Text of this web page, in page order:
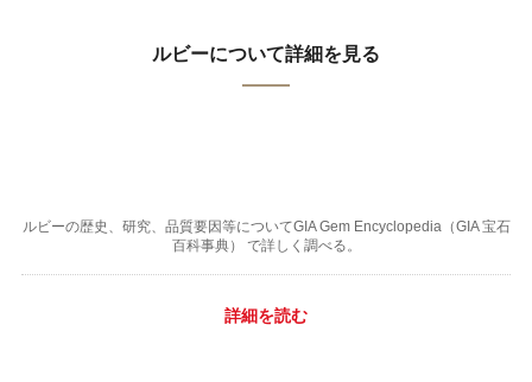
ルビーについて詳細を見る
ルビーの歴史、研究、品質要因等についてGIA Gem Encyclopedia（GIA 宝石
百科事典） で詳しく調べる。
詳細を読む